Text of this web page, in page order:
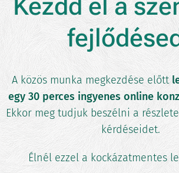
Kezdd el a
A közös munka megkezdése előtt
egy 30 perces ingyenes online
Ekkor meg tudjuk beszélni a
kérdéseidet.
Élnél ezzel a kockázatmentes